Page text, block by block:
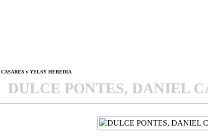
y YELSY HEREDIA
DULCE PONTES, DANIEL